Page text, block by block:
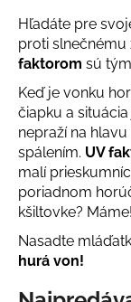
Hľadáte pre
proti slnečnému
faktorom sú
Keď je vonku
čiapku a
nepraží na
spálením. UV
malí
poriadnom
kšiltovke? Máme!
Nasadte
hurá von!
r
e
b
u
j
e
t
e
n
á
j
s